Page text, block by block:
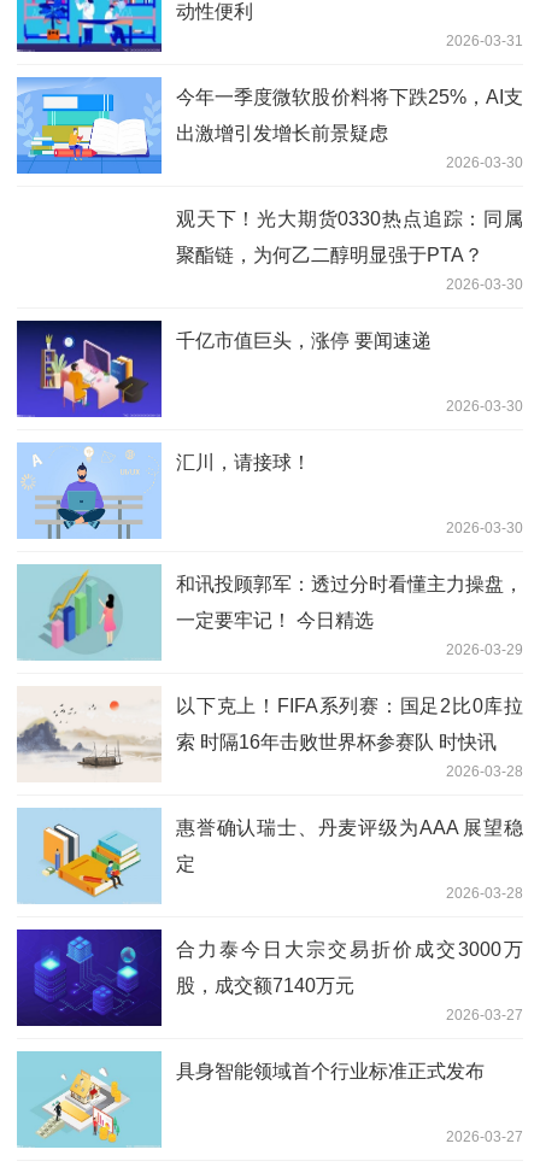
动性便利
2026-03-31
今年一季度微软股价料将下跌25%，AI支
出激增引发增长前景疑虑
2026-03-30
观天下！光大期货0330热点追踪：同属
聚酯链，为何乙二醇明显强于PTA？
2026-03-30
千亿市值巨头，涨停 要闻速递
2026-03-30
汇川，请接球！
2026-03-30
和讯投顾郭军：透过分时看懂主力操盘，
一定要牢记！ 今日精选
2026-03-29
以下克上！FIFA系列赛：国足2比0库拉
索 时隔16年击败世界杯参赛队 时快讯
2026-03-28
惠誉确认瑞士、丹麦评级为AAA 展望稳
定
2026-03-28
合力泰今日大宗交易折价成交3000万
股，成交额7140万元
2026-03-27
具身智能领域首个行业标准正式发布
2026-03-27